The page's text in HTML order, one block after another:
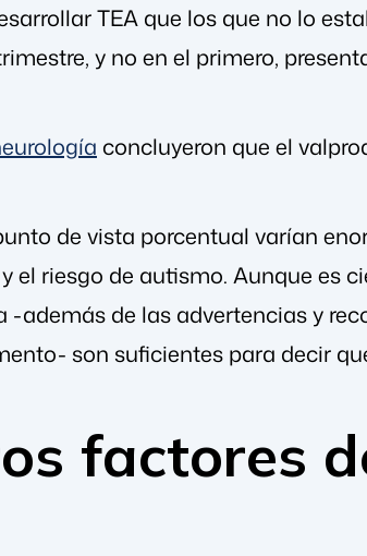
TEA que los que no lo
y no en el primero,
concluyeron que el
de vista porcentual varían
riesgo de autismo. Aunque es
además de las advertencias y
son suficientes para decir
factores